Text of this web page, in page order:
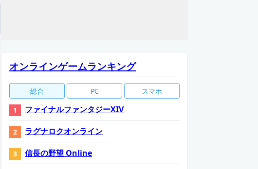
オンラインゲームランキング
総合 PC スマホ
ファイナルファンタジーXIV
ラグナロクオンライン
信長の野望 Online